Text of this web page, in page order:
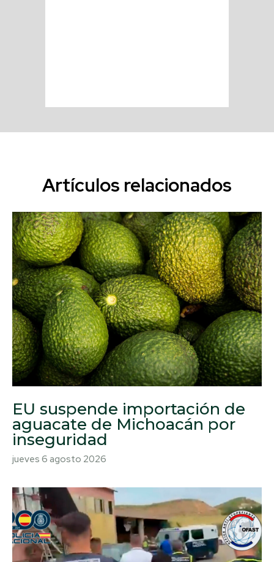
Artículos relacionados
EU suspende importación de
aguacate de Michoacán por
inseguridad
jueves 6 agosto 2026